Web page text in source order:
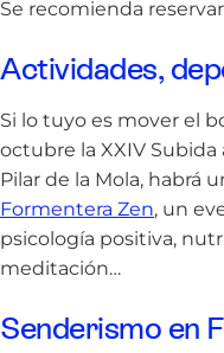
Se recomienda
Actividades,
Si lo tuyo es mover el
octubre la XXIV Subida
Pilar de la Mola, habrá
Formentera Zen, un
psicología positiva,
meditación…
Senderismo en